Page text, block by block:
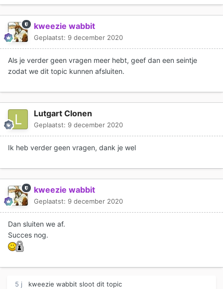
kweezie wabbit
Geplaatst: 9 december 2020
Als je verder geen vragen meer hebt, geef dan een seintje
zodat we dit topic kunnen afsluiten.
Lutgart Clonen
Geplaatst: 9 december 2020
Ik heb verder geen vragen, dank je wel
kweezie wabbit
Geplaatst: 9 december 2020
Dan sluiten we af.
Succes nog.
5 j kweezie wabbit sloot dit topic